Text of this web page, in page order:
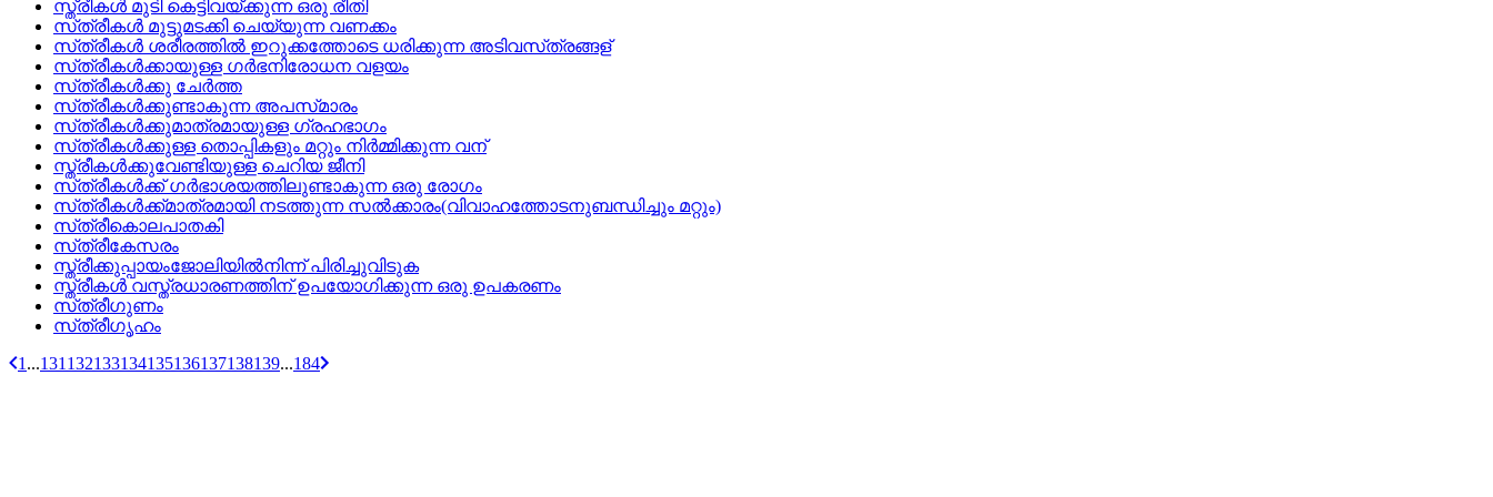
സ്ത്രീകള്‍ മുടി കെട്ടിവയ്ക്കുന്ന ഒരു രീതി
സ്‌ത്രീകള്‍ മുട്ടുമടക്കി ചെയ്യുന്ന വണക്കം
സ്‌ത്രീകള്‍ ശരീരത്തില്‍ ഇറുക്കത്തോടെ ധരിക്കുന്ന അടിവസ്‌ത്രങ്ങള്
സ്‌ത്രീകള്‍ക്കായുള്ള ഗര്‍ഭനിരോധന വളയം
സ്‌ത്രീകള്‍ക്കു ചേര്‍ത്ത
സ്‌ത്രീകള്‍ക്കുണ്ടാകുന്ന അപസ്‌മാരം
സ്‌ത്രീകള്‍ക്കുമാത്രമായുള്ള ഗ്രഹഭാഗം
സ്‌ത്രീകള്‍ക്കുള്ള തൊപ്പികളും മറ്റും നിര്‍മ്മിക്കുന്ന വന്
സ്ത്രീകള്‍ക്കുവേണ്ടിയുള്ള ചെറിയ ജീനി
സ്‌ത്രീകള്‍ക്ക്‌ ഗര്‍ഭാശയത്തിലുണ്ടാകുന്ന ഒരു രോഗം
സ്‌ത്രീകള്‍ക്ക്‌മാത്രമായി നടത്തുന്ന സല്‍ക്കാരം(വിവാഹത്തോടനുബന്ധിച്ചും മറ്റും)
സ്‌ത്രീകൊലപാതകി
സ്‌ത്രീകേസരം
സ്ത്രീക്കുപ്പായംജോലിയില്‍നിന്ന് പിരിച്ചുവിടുക
സ്ത്രീകൾ വസ്ത്രധാരണത്തിന് ഉപയോഗിക്കുന്ന ഒരു ഉപകരണം
സ്‌ത്രീഗുണം
സ്‌ത്രീഗൃഹം
1 ...131 132133134135136137138139...184